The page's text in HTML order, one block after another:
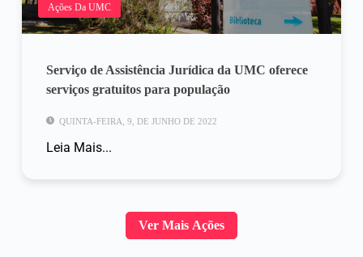
Ações Da UMC
Serviço de Assistência Jurídica da UMC oferece
serviços gratuitos para população
QUINTA-FEIRA, 9, DE JUNHO DE 2022
Leia Mais...
Ver Mais Ações